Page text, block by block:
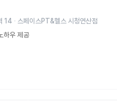
14
스페이스PT&헬스 시청연산점
하우 제공